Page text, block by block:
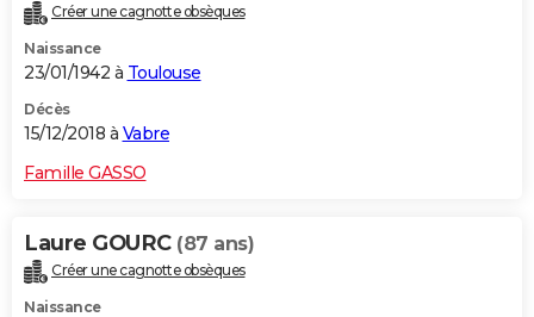
Créer une cagnotte obsèques
Naissance
23/01/1942 à Toulouse
Décès
15/12/2018 à Vabre
Famille GASSO
Laure GOURC (87 ans)
Créer une cagnotte obsèques
Naissance